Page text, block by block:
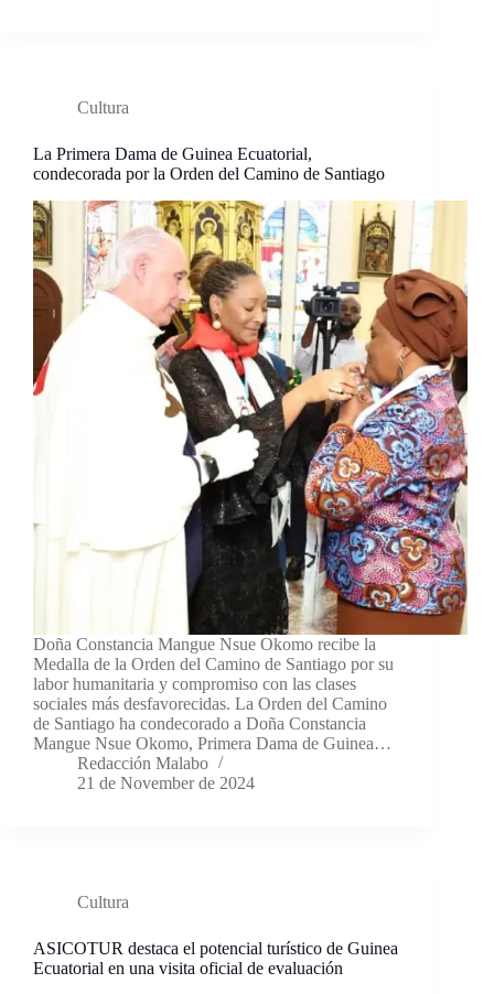
Cultura
La Primera Dama de Guinea Ecuatorial,
condecorada por la Orden del Camino de Santiago
Doña Constancia Mangue Nsue Okomo recibe la
Medalla de la Orden del Camino de Santiago por su
labor humanitaria y compromiso con las clases
sociales más desfavorecidas. La Orden del Camino
de Santiago ha condecorado a Doña Constancia
Mangue Nsue Okomo, Primera Dama de Guinea…
Redacción Malabo
21 de November de 2024
Cultura
ASICOTUR destaca el potencial turístico de Guinea
Ecuatorial en una visita oficial de evaluación